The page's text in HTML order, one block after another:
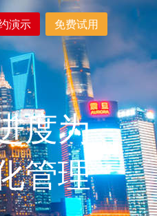
演示 免费试用
度为
管理